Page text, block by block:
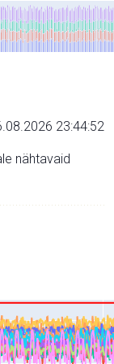
23:44:52
nähtavaid